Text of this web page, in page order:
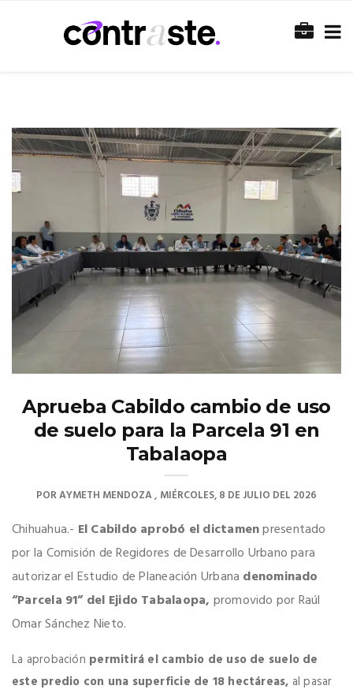
Aprueba Cabildo cambio de uso
de suelo para la Parcela 91 en
Tabalaopa
PORAYMETH MENDOZA MIÉRCOLES, 8 DE JULIO DEL 2026
Chihuahua.- El Cabildo aprobó el dictamenpresentado
por la Comisión de Regidores de Desarrollo Urbano para
autorizar el Estudio de Planeación Urbana denominado
“Parcela 91” del Ejido Tabalaopa, promovido por Raúl
Omar Sánchez Nieto.
La aprobación permitirá el cambio de uso de suelo de
este predio con una superficie de 18 hectáreas, al pasar